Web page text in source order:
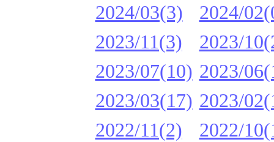
2024/03(3)
2024/
2023/11(3)
2023/
2023/07(10) 2023/
2023/03(17) 2023/
2022/11(2)
2022/